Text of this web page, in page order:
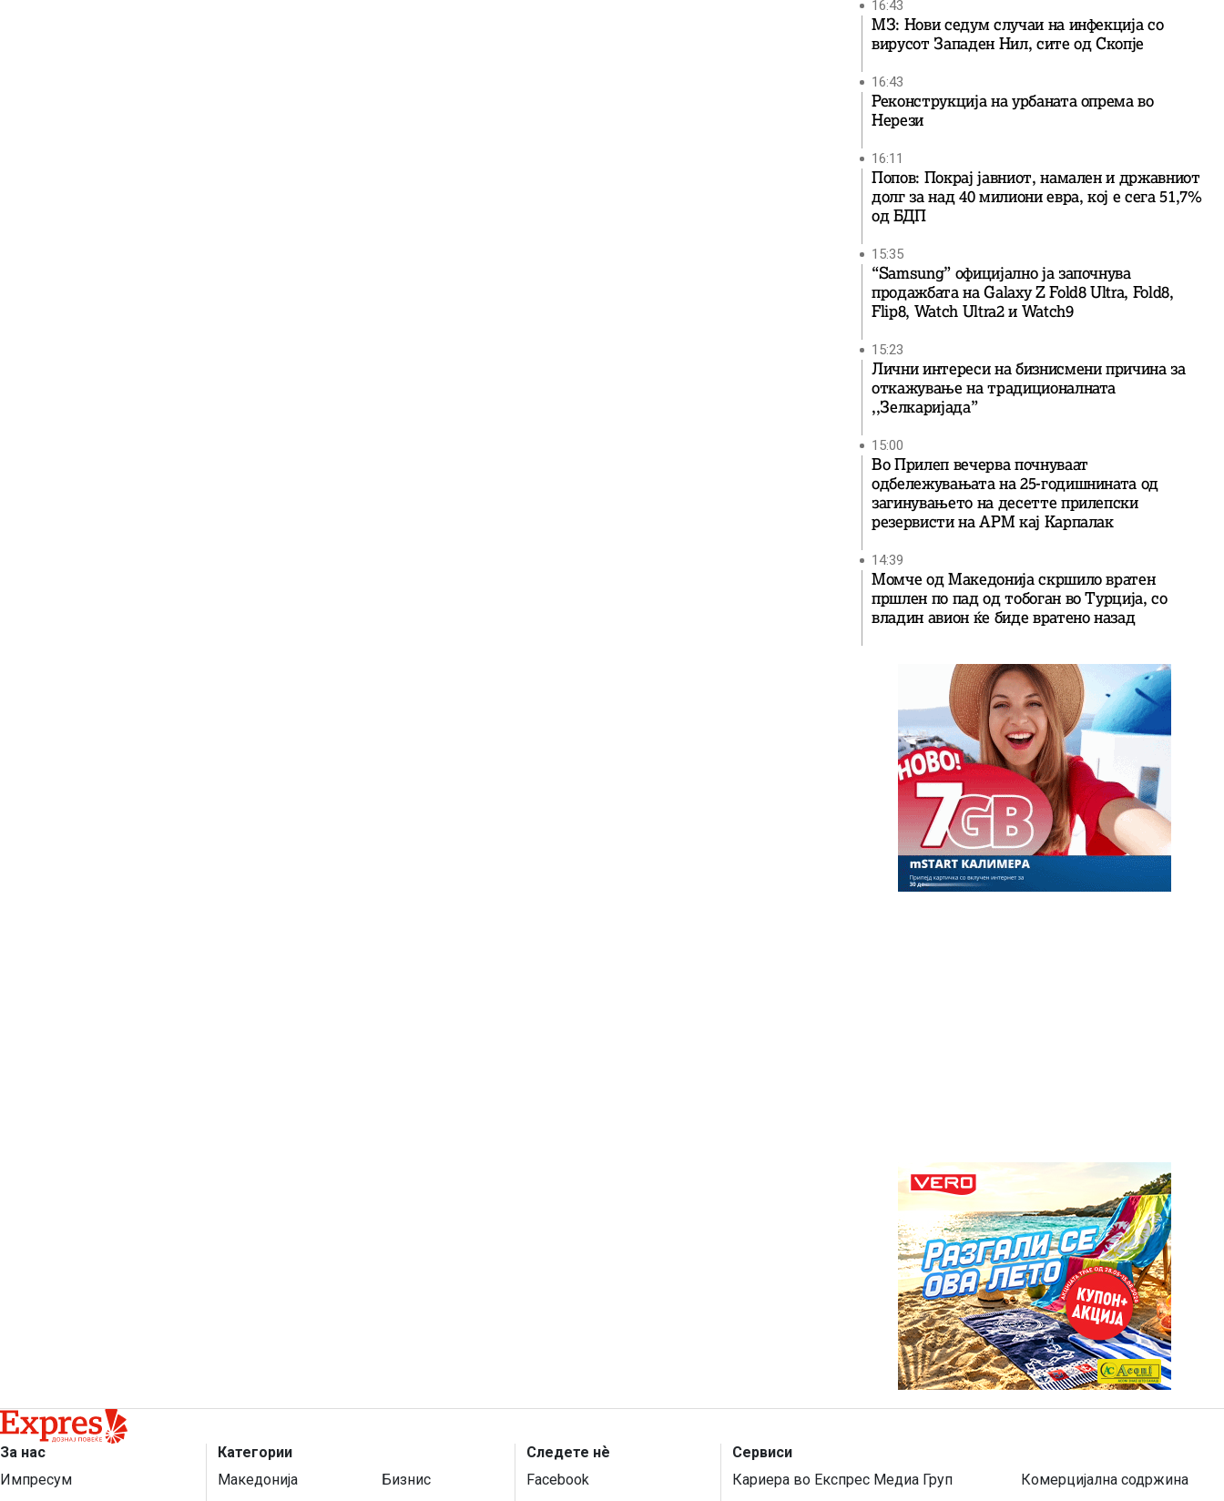
16:43
МЗ: Нови седум случаи на инфекција со
вирусот Западен Нил, сите од Скопје
16:43
Реконструкција на урбаната опрема во
Нерези
16:11
Попов: Покрај јавниот, намален и државниот
долг за над 40 милиони евра, кој e сега 51,7%
од БДП
15:35
“Samsung” официјално ја започнува
продажбата на Galaxy Z Fold8 Ultra, Fold8,
Flip8, Watch Ultra2 и Watch9
15:23
Лични интереси на бизнисмени причина за
откажување на традиционалната
,,Зелкаријада”
15:00
Во Прилеп вечерва почнуваат
одбележувањата на 25-годишнината од
загинувањето на десетте прилепски
резервисти на АРМ кај Карпалак
14:39
Момче од Македонија скршило вратен
пршлен по пад од тобоган во Турција, со
владин авион ќе биде вратенo назад
За нас
Импресум
Категории
Македонија
Бизнис
Следете нѐ
Facebook
Сервиси
Кариера во Експрес Медиа Груп
Комерцијална содржина